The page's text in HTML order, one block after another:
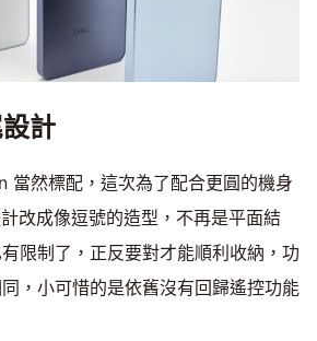
計
當然標配，這次為了配合更圓的機身
改成像逗號的造型，不再是平面結
限制了，正反要對才能順利收納，功
，小可惜的是依舊沒有回歸遙控功能